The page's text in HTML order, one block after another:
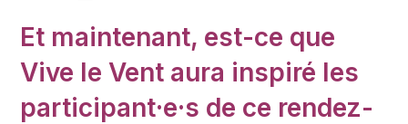
Et maintenant, est-ce que
Vive le Vent aura inspiré les
participant·e·s de ce rendez-